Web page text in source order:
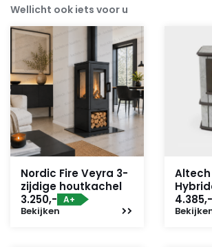
Wellicht ook iets voor u
Nordic Fire Veyra 3-
zijdige houtkachel
3.250,- A+
Bekijken
Altech
4.385,-